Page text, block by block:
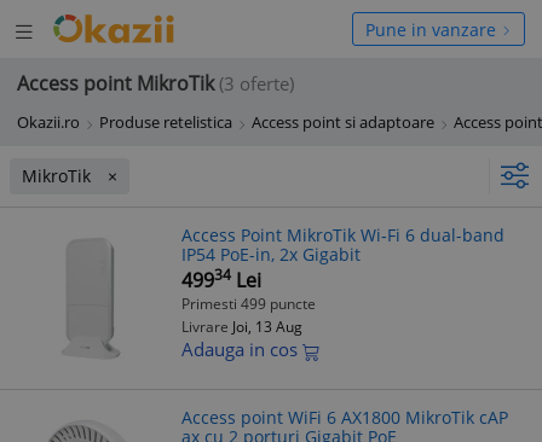
Deschide
meniul
Pune in vanzare
Access point MikroTik (3 oferte)
Okazii.ro Produse retelistica Access point si adaptoare Access point
MikroTik
Access Point MikroTik Wi‑Fi 6 dual-band
IP54 PoE-in, 2x Gigabit
49934 Lei
Primesti 499 puncte
Livrare Joi, 13 Aug
Adauga in cos
Access point WiFi 6 AX1800 MikroTik cAP
ax cu 2 porturi Gigabit PoE